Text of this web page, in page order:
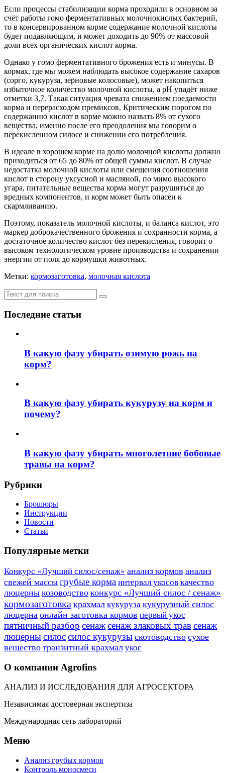
Если процессы стабилизации корма проходили в основном за
счёт работы гомо ферментативных молочнокислых бактерий,
то в консервированном корме содержание молочной кислоты
будет подавляющим, и может доходить до 90% от массовой
доли всех органических кислот корма.
Однако у гомо ферментативного брожения есть и минусы. В
кормах, где мы можем наблюдать высокое содержание сахаров
(сорго, кукуруза, зерновые колосовые), может накопиться
избыточное количество молочной кислоты, а рН упадёт ниже
отметки 3,7. Такая ситуация чревата снижением поедаемости
корма и перерасходом премиксов. Критическим порогом по
содержанию кислот в корме можно назвать 8% от сухого
вещества, именно после его преодоления мы говорим о
перекисленном силосе и снижении его потребления.
В идеале в хорошем корме на долю молочной кислоты должно
приходиться от 65 до 80% от общей суммы кислот. В случае
недостатка молочной кислоты или смещения соотношения
кислот в сторону уксусной и масляной, по мимо высокого
угара, питательные вещества корма могут разрушиться до
вредных компонентов, и корм может быть опасен к
скармливанию.
Поэтому, показатель молочной кислоты, и баланса кислот, это
маркер доброкачественного брожения и сохранности корма, а
достаточное количество кислот без перекисления, говорит о
высоком технологическом уровне производства и сохранении
энергии от поля до кормушки животных.
Метки: кормозаготовка, молочная кислота
Последние статьи
В какую фазу убирать озимую рожь на
корм?
В какую фазу убирать кукурузу на корм и
почему?
В какую фазу убирать многолетние бобовые
травы на корм?
Рубрики
Брошюры
Инструкции
Новости
Статьи
Популярные метки
Конкурс «Лучший силос/сенаж» анализ кормов анализ
свежей массы грубые корма интервал укосов качество
люцерны козоводство конкурс «Лучший силос / сенаж»
кормозаготовка крахмал кукуруза кукурузный силос
люцерна онлайн заготовка кормов первый укос
пятничный разбор сенажсенаж злаковых травсенаж
люцернысилоссилос кукурузы скотоводство сухое
вещество транзитный крахмал укос
О компании Agrofins
АНАЛИЗ И ИССЛЕДОВАНИЯ ДЛЯ АГРОСЕКТОРА
Независимая достоверная экспертиза
Международная сеть лабораторий
Меню
Анализ грубых кормов
Контроль моносмеси